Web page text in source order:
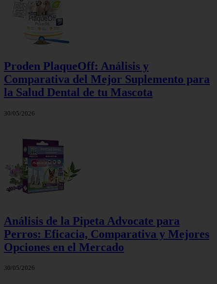
Proden PlaqueOff: Análisis y
Comparativa del Mejor Suplemento para
la Salud Dental de tu Mascota
30/05/2026
Análisis de la Pipeta Advocate para
Perros: Eficacia, Comparativa y Mejores
Opciones en el Mercado
30/05/2026